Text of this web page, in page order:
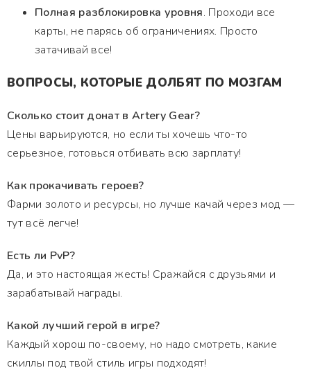
Полная разблокировка уровня. Проходи все
карты, не парясь об ограничениях. Просто
затачивай все!
ВОПРОСЫ, КОТОРЫЕ ДОЛБЯТ ПО МОЗГАМ
Сколько стоит донат в Artery Gear?
Цены варьируются, но если ты хочешь что-то
серьезное, готовься отбивать всю зарплату!
Как прокачивать героев?
Фарми золото и ресурсы, но лучше качай через мод —
тут всё легче!
Есть ли PvP?
Да, и это настоящая жесть! Сражайся с друзьями и
зарабатывай награды.
Какой лучший герой в игре?
Каждый хорош по-своему, но надо смотреть, какие
скиллы под твой стиль игры подходят!